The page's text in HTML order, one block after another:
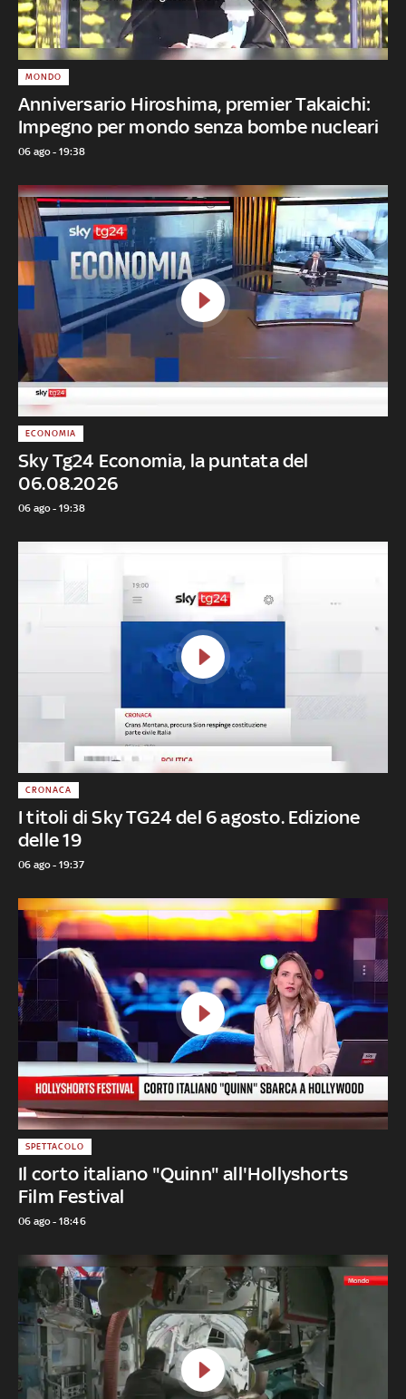
Anniversario Hiroshima, premier Takaichi:
Impegno per mondo senza bombe nucleari
MONDO
06 ago - 19:38
Sky Tg24 Economia, la puntata del
06.08.2026
ECONOMIA
06 ago - 19:38
I titoli di Sky TG24 del 6 agosto. Edizione
delle 19
CRONACA
06 ago - 19:37
Il corto italiano "Quinn" all'Hollyshorts
Film Festival
SPETTACOLO
06 ago - 18:46